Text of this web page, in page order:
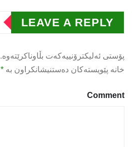
LEAVE A REPLY
پۆستی ئەلیکترۆنییەکەت بڵاوناکرێتەوە.
خانە پێویستەکان دەستنیشانکراون بە *
Comment